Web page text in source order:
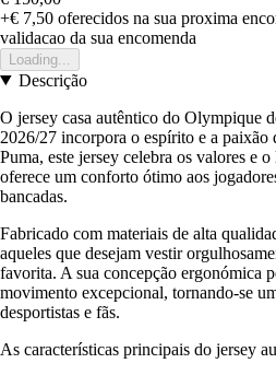
+€ 7,50 oferecidos na sua proxima
validacao da sua encomenda
Loading...
Descrição
O jersey casa autêntico do Olympique
2026/27 incorpora o espírito e a
Puma, este jersey celebra os valores e
oferece um conforto ótimo aos
bancadas.
Fabricado com materiais de alta
aqueles que desejam vestir
favorita. A sua concepção ergonómica
movimento excepcional, tornando-se
desportistas e fãs.
As características principais do jersey